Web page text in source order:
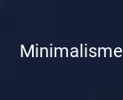
Minimalisme